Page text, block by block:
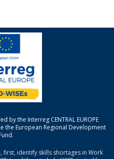
by the Interreg CENTRAL EUROPE
the European Regional Development
first, identify skills shortages in Work